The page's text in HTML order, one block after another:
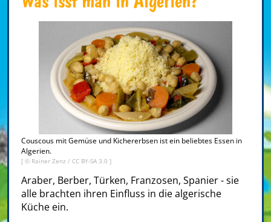
Couscous mit Gemüse und Kichererbsen ist ein beliebtes Essen in
Algerien.
[ © Rainer Zenz / CC BY-SA 3.0 ]
Araber, Berber, Türken, Franzosen, Spanier - sie
alle brachten ihren Einfluss in die algerische
Küche ein.